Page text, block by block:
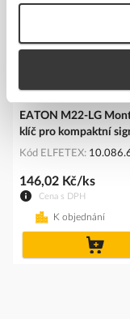
EATON M22-LG
klíč pro kompaktní
Kód ELFETEX
Cena s DPH
146,02 Kč/ks
K objednání